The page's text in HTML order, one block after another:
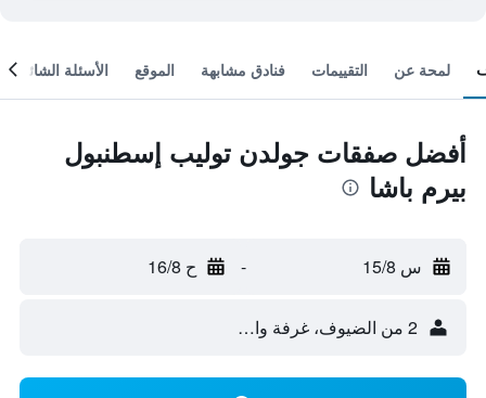
لمحة عن التقييمات فنادق مشابهة الموقع الأسئلة الشائعة
أفضل صفقات جولدن توليب إسطنبول
بيرم باشا
س 15/8 - ح 16/8
2 من الضيوف، غرفة واحدة